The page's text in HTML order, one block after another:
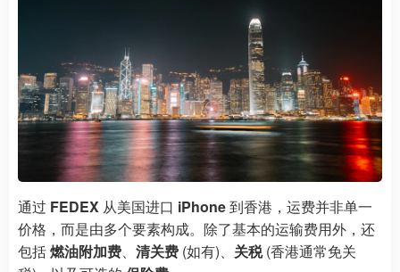
通过 FEDEX 从美国进口 iPhone到香港，运费并非单一
价格，而是由多个要素构成。除了基本的运输费用外，还
包括燃油附加费、 清关费 (如有)、 关税(香港通常免关